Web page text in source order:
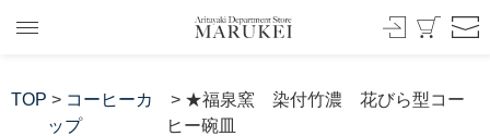
TOP > コーヒーカ
ップ
> ★福泉窯 染付竹濃 花びら型コー
ヒー碗皿